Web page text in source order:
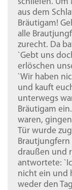
aus dem
Bräutigam!
alle
zurecht. Da
`Gebt uns
erlöschen
`Wir haben
und kauft
unterwegs
Bräutigam
waren,
Tür wurde
Brautjungfern
draußen und
antwortete:
nicht ein und
weder den